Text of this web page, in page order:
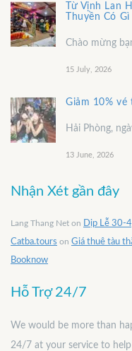
Từ Vịnh Lan
Thuyền Có
Chào mừng
15 July, 2026
Giảm 10%
Hải Phòng,
13 June, 2026
Nhận Xét gần đây
Lang Thang Net on Dịp Lễ 30-
Catba.tours on Giá thuê tàu
Booknow
Hỗ Trợ 24/7
We would be more than
24/7 at your service to